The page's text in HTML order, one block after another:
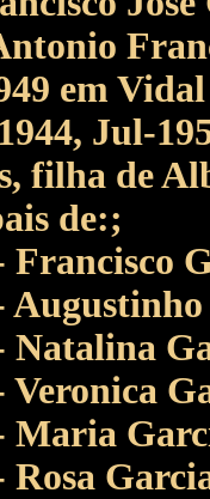
em
Jul-
filha de
de:;
Francisco
Natalina
Veronica
Maria
Rosa